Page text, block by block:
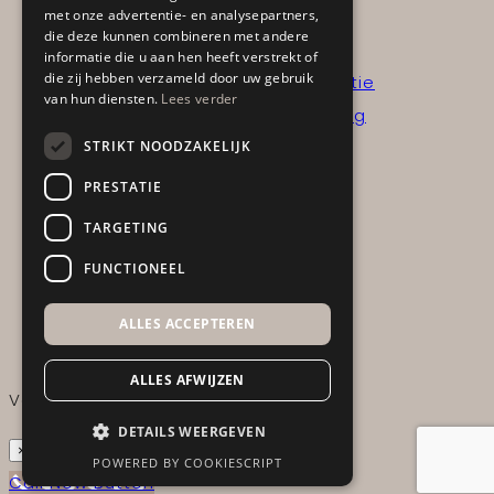
Advies aan huis
Interieurinzicht op locatie
Interieurinzicht + verslag
Portfolio
Sale
Showroom items
Verstuur
×
Call Now Button
met onze advertentie- en analysepartners,
die deze kunnen combineren met andere
informatie die u aan hen heeft verstrekt of
die zij hebben verzameld door uw gebruik
van hun diensten. Lees verder
STRIKT NOODZAKELIJK
PRESTATIE
TARGETING
FUNCTIONEEL
ALLES ACCEPTEREN
ALLES AFWIJZEN
DETAILS WEERGEVEN
POWERED BY COOKIESCRIPT